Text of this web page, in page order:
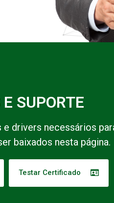
SUPORTE
e drivers necessários
baixados nesta página.
Testar Certificado